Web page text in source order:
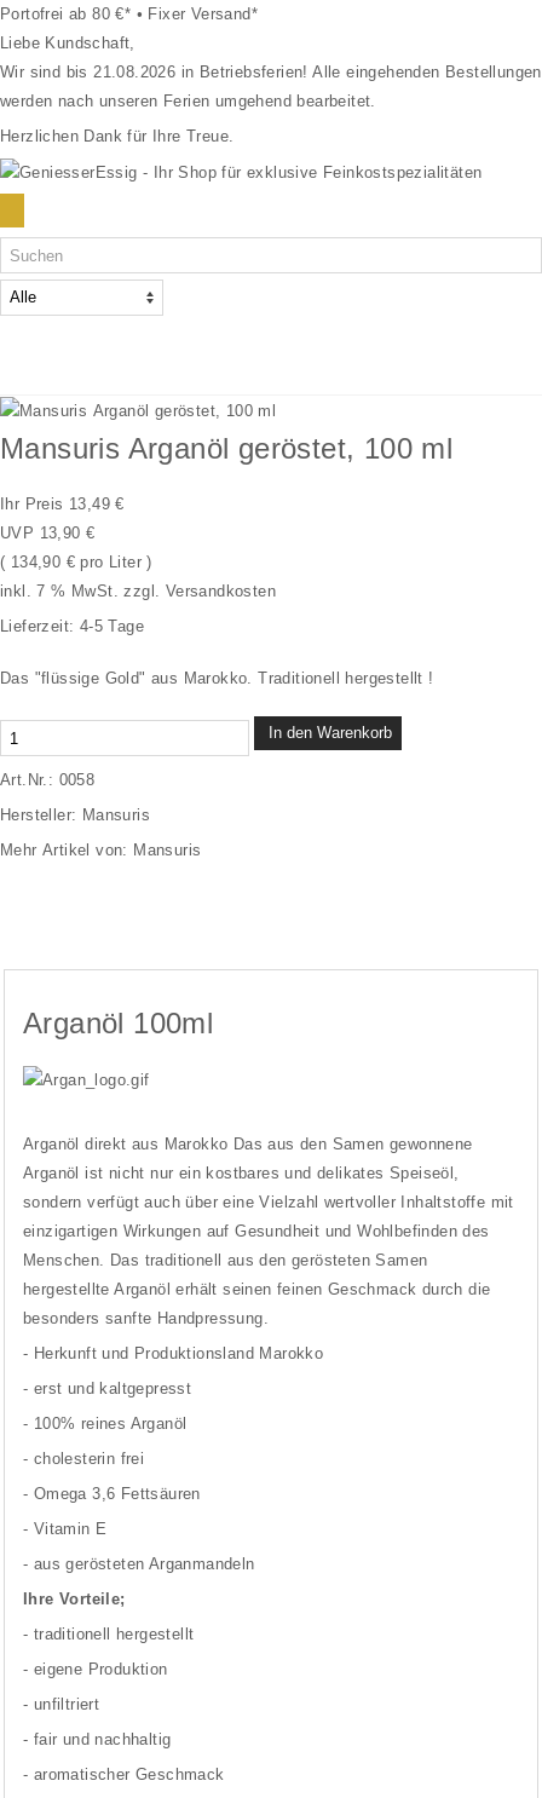
Portofrei ab 80 €* • Fixer Versand*
Liebe Kundschaft,
Wir sind bis 21.08.2026 in Betriebsferien! Alle eingehenden Bestellungen
werden nach unseren Ferien umgehend bearbeitet.
Herzlichen Dank für Ihre Treue.
Feine Zutaten
Getränke
Themen
Neue Artikel
Mansuris Arganöl geröstet, 100 ml
Ihr Preis 13,49 €
UVP 13,90 €
( 134,90 € pro Liter )
inkl. 7 % MwSt. zzgl. Versandkosten
Lieferzeit: 4-5 Tage
Das "flüssige Gold" aus Marokko. Traditionell hergestellt !
In den Warenkorb
Art.Nr.: 0058
Hersteller: Mansuris
Mehr Artikel von: Mansuris
Arganöl 100ml
Arganöl direkt aus Marokko Das aus den Samen gewonnene
Arganöl ist nicht nur ein kostbares und delikates Speiseöl,
sondern verfügt auch über eine Vielzahl wertvoller Inhaltstoffe mit
einzigartigen Wirkungen auf Gesundheit und Wohlbefinden des
Menschen. Das traditionell aus den gerösteten Samen
hergestellte Arganöl erhält seinen feinen Geschmack durch die
besonders sanfte Handpressung.
- Herkunft und Produktionsland Marokko
- erst und kaltgepresst
- 100% reines Arganöl
- cholesterin frei
- Omega 3,6 Fettsäuren
- Vitamin E
- aus gerösteten Arganmandeln
Ihre Vorteile;
- traditionell hergestellt
- eigene Produktion
- unfiltriert
- fair und nachhaltig
- aromatischer Geschmack